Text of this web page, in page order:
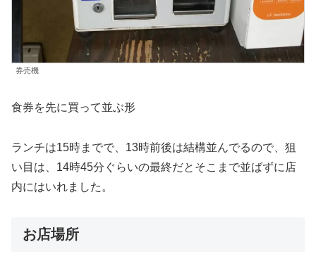
券売機
食券を先に買って並ぶ形
ランチは15時までで、13時前後は結構並んでるので、狙
い目は、14時45分ぐらいの最終だとそこまで並ばずに店
内にはいれました。
お店場所